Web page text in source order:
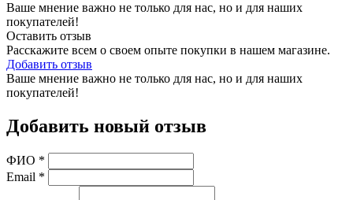
Ваше мнение важно не только для нас, но и для наших
покупателей!
Оставить отзыв
Расскажите всем о своем опыте покупки в нашем магазине.
Добавить отзыв
Ваше мнение важно не только для нас, но и для наших
покупателей!
Добавить новый отзыв
ФИО *
Email *